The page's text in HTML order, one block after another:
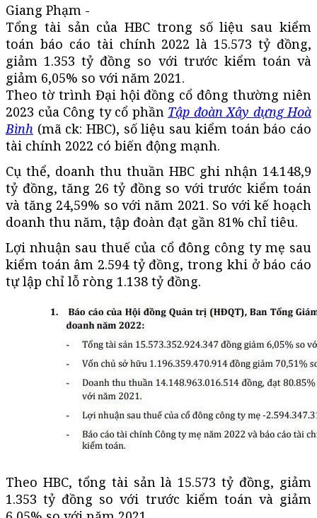
Giang Phạm -
Tổng tài sản của HBC trong số liệu sau kiểm
toán báo cáo tài chính 2022 là 15.573 tỷ đồng,
giảm 1.353 tỷ đồng so với trước kiểm toán và
giảm 6,05% so với năm 2021.
Theo tờ trình Đại hội đồng cổ đông thường niên
2023 của Công ty cổ phần Tập đoàn Xây dựng Hoà
Bình (mã ck: HBC), số liệu sau kiểm toán báo cáo
tài chính 2022 có biến động mạnh.
Cụ thể, doanh thu thuần HBC ghi nhận 14.148,9
tỷ đồng, tăng 26 tỷ đồng so với trước kiểm toán
và tăng 24,59% so với năm 2021. So với kế hoạch
doanh thu năm, tập đoàn đạt gần 81% chỉ tiêu.
Lợi nhuận sau thuế của cổ đông công ty mẹ sau
kiểm toán âm 2.594 tỷ đồng, trong khi ở báo cáo
tự lập chỉ lỗ ròng 1.138 tỷ đồng.
Theo HBC, tổng tài sản là 15.573 tỷ đồng, giảm
1.353 tỷ đồng so với trước kiểm toán và giảm